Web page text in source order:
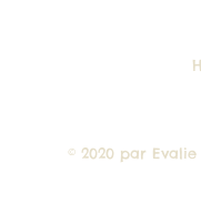
© 2020 par